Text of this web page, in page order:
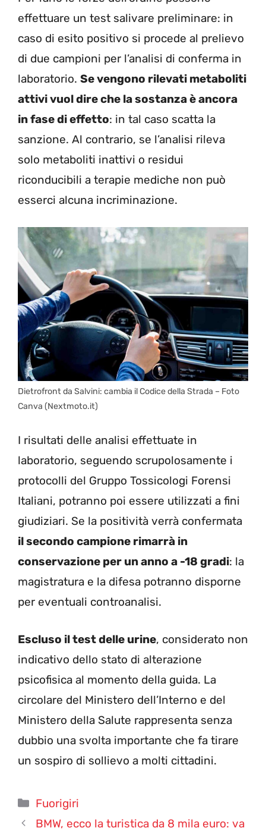
effettuare un test salivare preliminare: in
caso di esito positivo si procede al prelievo
di due campioni per l’analisi di conferma in
laboratorio. Se vengono rilevati metaboliti
attivi vuol dire che la sostanza è ancora
in fase di effetto: in tal caso scatta la
sanzione. Al contrario, se l’analisi rileva
solo metaboliti inattivi o residui
riconducibili a terapie mediche non può
esserci alcuna incriminazione.
Dietrofront da Salvini: cambia il Codice della Strada – Foto
Canva (Nextmoto.it)
I risultati delle analisi effettuate in
laboratorio, seguendo scrupolosamente i
protocolli del Gruppo Tossicologi Forensi
Italiani, potranno poi essere utilizzati a fini
giudiziari. Se la positività verrà confermata
il secondo campione rimarrà in
conservazione per un anno a -18 gradi: la
magistratura e la difesa potranno disporne
per eventuali controanalisi.
Escluso il test delle urine, considerato non
indicativo dello stato di alterazione
psicofisica al momento della guida. La
circolare del Ministero dell’Interno e del
Ministero della Salute rappresenta senza
dubbio una svolta importante che fa tirare
un sospiro di sollievo a molti cittadini.
Categorie
Fuorigiri
BMW, ecco la turistica da 8 mila euro: va